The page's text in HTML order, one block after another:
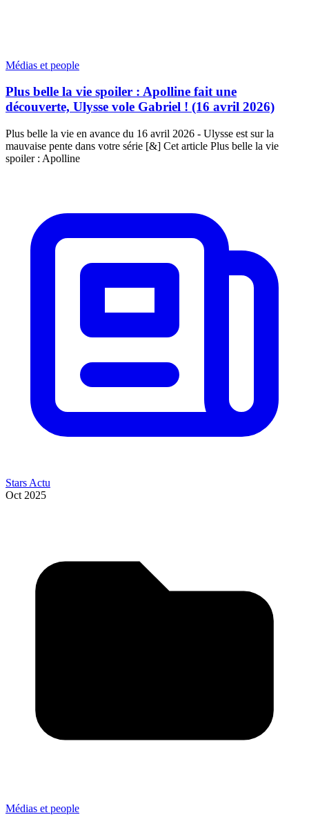
Médias et people
Plus belle la vie spoiler : Apolline fait une
découverte, Ulysse vole Gabriel ! (16 avril 2026)
Plus belle la vie en avance du 16 avril 2026 - Ulysse est sur la
mauvaise pente dans votre série [&] Cet article Plus belle la vie
spoiler : Apolline
Stars Actu
Oct 2025
Médias et people